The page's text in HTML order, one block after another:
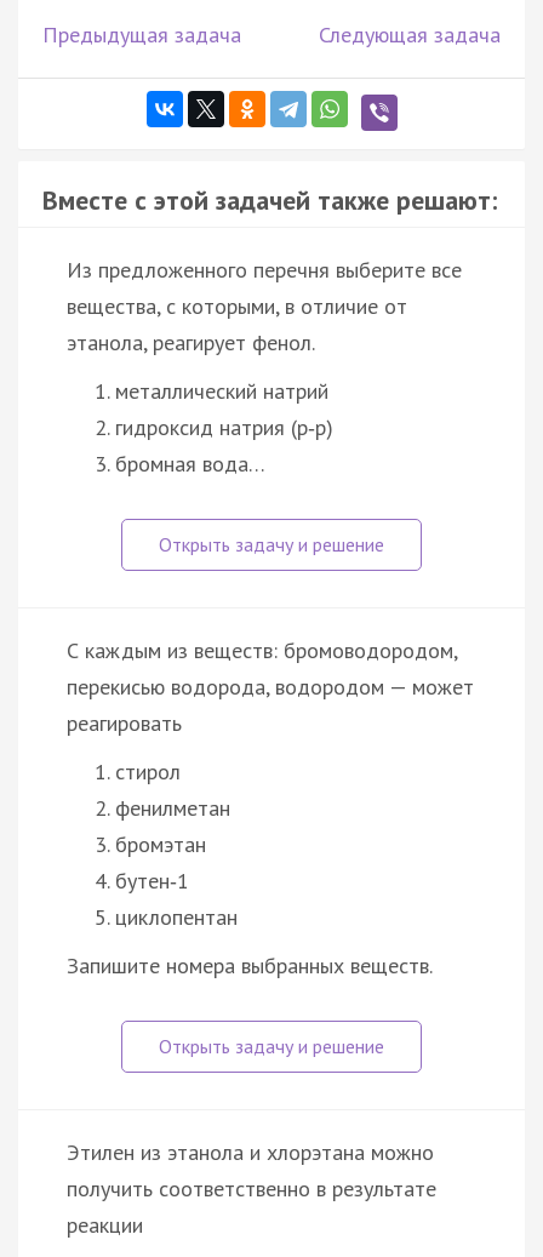
Предыдущая задача Следующая задача
Вместе с этой задачей также решают:
Из предложенного перечня выберите все
вещества, с которыми, в отличие от
этанола, реагирует фенол.
металлический натрий
гидроксид натрия (р‑р)
бромная вода…
С каждым из веществ: бромоводородом,
перекисью водорода, водородом — может
реагировать
стирол
фенилметан
бромэтан
бутен‑1
циклопентан
Запишите номера выбранных веществ.
Этилен из этанола и хлорэтана можно
получить соответственно в результате
реакции